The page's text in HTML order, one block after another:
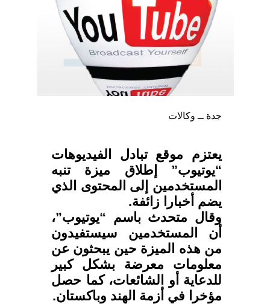
جدة ــ وكالات
يعتزم موقع تبادل الفيديوهات
“يوتيوب” إطلاق ميزة تنبه
المستخدمين إلى المحتوى الذي
يضم أخبارا زائفة.
وقال متحدث باسم “يوتيوب”،
أن المستخدمين سيستفيدون
من هذه الميزة حين يبحثون عن
معلومات معرضة بشكل كبير
للدعاية أو الشائعات، كما حصل
مؤخرا في أزمة الهند وباكستان.